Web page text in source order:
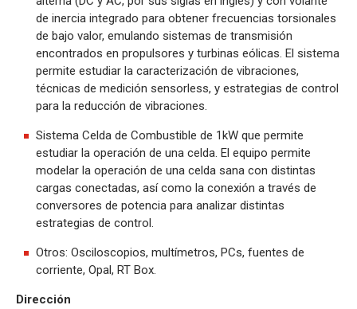
de inercia integrado para obtener frecuencias torsionales
de bajo valor, emulando sistemas de transmisión
encontrados en propulsores y turbinas eólicas. El sistema
permite estudiar la caracterización de vibraciones,
técnicas de medición sensorless, y estrategias de control
para la reducción de vibraciones.
Sistema Celda de Combustible de 1kW que permite
estudiar la operación de una celda. El equipo permite
modelar la operación de una celda sana con distintas
cargas conectadas, así como la conexión a través de
conversores de potencia para analizar distintas
estrategias de control.
Otros: Osciloscopios, multímetros, PCs, fuentes de
corriente, Opal, RT Box.
Dirección